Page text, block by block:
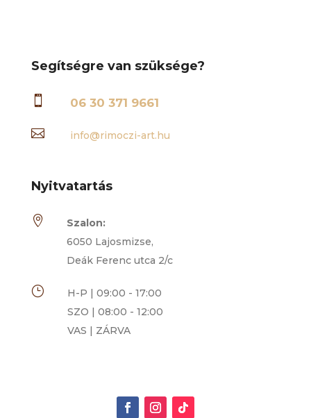
Segítségre van szüksége?
 06 30 371 9661
 info@rimoczi-art.hu
Nyitvatartás

Szalon:
6050 Lajosmizse,
Deák Ferenc utca 2/c
}
H-P | 09:00 - 17:00
SZO | 08:00 - 12:00
VAS | ZÁRVA